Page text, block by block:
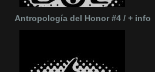
Antropología del Honor #4 / + info